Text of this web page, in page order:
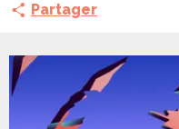
Partager